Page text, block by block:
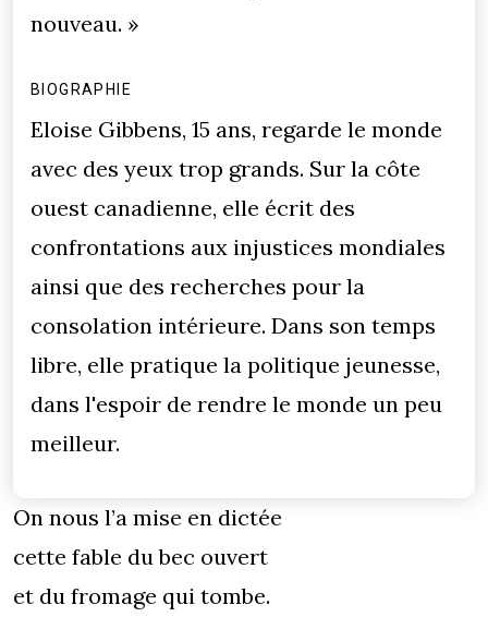
On nous l’a mise en dictée
cette fable du bec ouvert
et du fromage qui tombe.
nouveau. »
BIOGRAPHIE
Eloise Gibbens, 15 ans, regarde le monde
avec des yeux trop grands. Sur la côte
ouest canadienne, elle écrit des
confrontations aux injustices mondiales
ainsi que des recherches pour la
consolation intérieure. Dans son temps
libre, elle pratique la politique jeunesse,
dans l'espoir de rendre le monde un peu
meilleur.